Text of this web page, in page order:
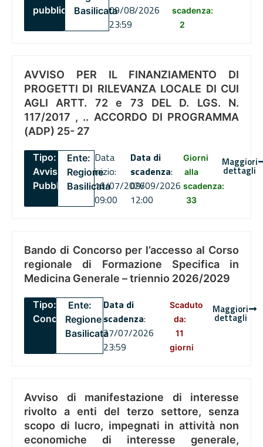
pubblico
Basilicata09/08/2026
23:59
scadenza:
2
AVVISO PER IL FINANZIAMENTO DI
PROGETTI DI RILEVANZA LOCALE DI CUI
AGLI ARTT. 72 e 73 DEL D. LGS. N.
117/2017 , .. ACCORDO DI PROGRAMMA
(ADP) 25- 27
Tipo:
Avviso
Pubblico
Ente:
Regione
Basilicata
Data
inizio:
16/07/2026
09:00
Data di
scadenza:
09/09/2026
12:00
Giorni
alla
scadenza:
33
Maggiori
dettagli
Bando di Concorso per l’accesso al Corso
regionale di Formazione Specifica in
Medicina Generale – triennio 2026/2029
Tipo:
Concorsi
Ente:
Regione
Basilicata
Data di
scadenza:
27/07/2026
23:59
Scaduto
da:
11
giorni
Maggiori
dettagli
Avviso di manifestazione di interesse
rivolto a enti del terzo settore, senza
scopo di lucro, impegnati in attività non
economiche di interesse generale,